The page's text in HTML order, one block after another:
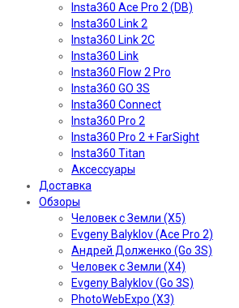
Insta360 Ace Pro 2 (DB)
Insta360 Link 2
Insta360 Link 2C
Insta360 Link
Insta360 Flow 2 Pro
Insta360 GO 3S
Insta360 Connect
Insta360 Pro 2
Insta360 Pro 2 + FarSight
Insta360 Titan
Аксессуары
Доставка
Обзоры
Человек с Земли (X5)
Evgeny Balyklov (Ace Pro 2)
Андрей Долженко (Go 3S)
Человек с Земли (X4)
Evgeny Balyklov (Go 3S)
PhotoWebExpo (X3)